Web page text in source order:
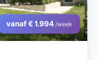
vanaf € 1.994 /week